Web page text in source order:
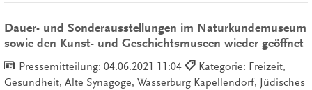
Dauer- und Sonderausstellungen im Naturkundemuseum
sowie den Kunst- und Geschichtsmuseen wieder geöffnet
Pressemitteilung: 04.06.2021 11:04
Kategorie: Freizeit,
Gesundheit, Alte Synagoge, Wasserburg Kapellendorf, Jüdisches